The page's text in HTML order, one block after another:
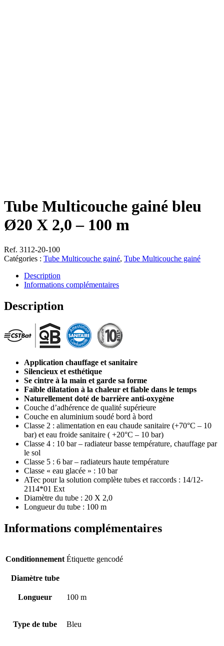
Tube Multicouche gainé bleu
Ø20 X 2,0 – 100 m
Ref. 3112-20-100
Catégories : Tube Multicouche gainé, Tube Multicouche gainé
Description
Informations complémentaires
Description
Application chauffage et sanitaire
Silencieux et esthétique
Se cintre à la main et garde sa forme
Faible dilatation à la chaleur et fiable dans le temps
Naturellement doté de barrière anti-oxygène
Couche d’adhérence de qualité supérieure
Couche en aluminium soudé bord à bord
Classe 2 : alimentation en eau chaude sanitaire (+70°C – 10
bar) et eau froide sanitaire ( +20°C – 10 bar)
Classe 4 : 10 bar – radiateur basse température, chauffage par
le sol
Classe 5 : 6 bar – radiateurs haute température
Classe « eau glacée » : 10 bar
ATec pour la solution complète tubes et raccords : 14/12-
2114*01 Ext
Diamètre du tube : 20 X 2,0
Longueur du tube : 100 m
Informations complémentaires
Conditionnement Étiquette gencodé
Diamètre tube
Longueur 100 m
Type de tube Bleu